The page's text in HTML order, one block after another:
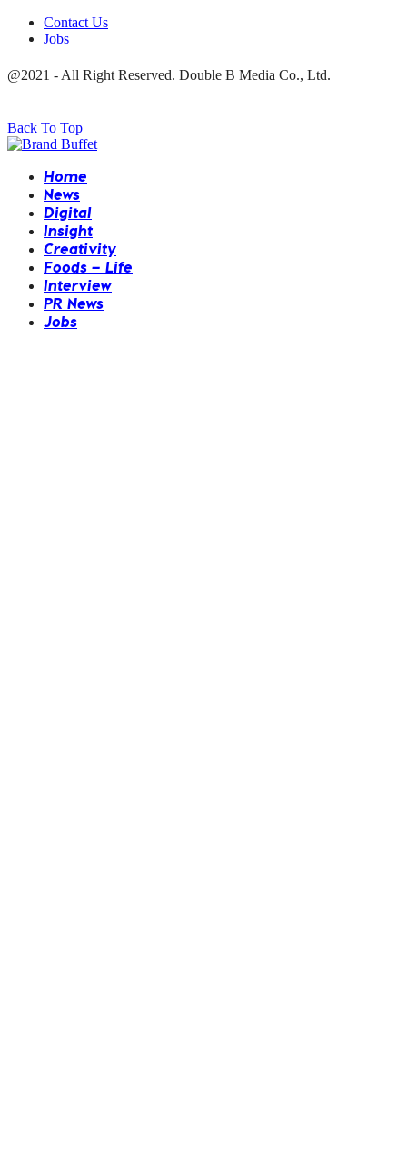
Contact Us
Jobs
@2021 - All Right Reserved. Double B Media Co., Ltd.
Back To Top
Home
News
Digital
Insight
Creativity
Foods – Life
Interview
PR News
Jobs